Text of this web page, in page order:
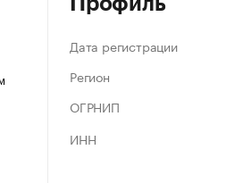
Дата регистрации
Регион
ОГРНИП
ИНН